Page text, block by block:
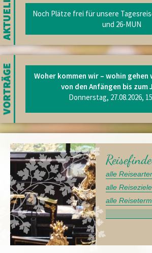
Noch Plätze frei für unsere
und 26-MUN
Woher kommen wir – wohin
von den Anfängen bis zum
Donnerstag, 27.08.2026,